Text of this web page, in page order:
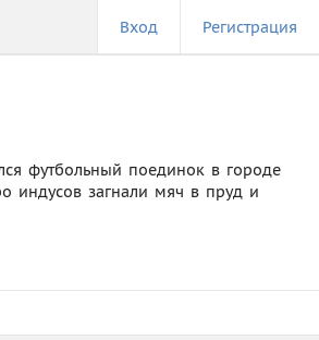
Вход Регистрация
футбольный поединок в городе
индусов загнали мяч в пруд и